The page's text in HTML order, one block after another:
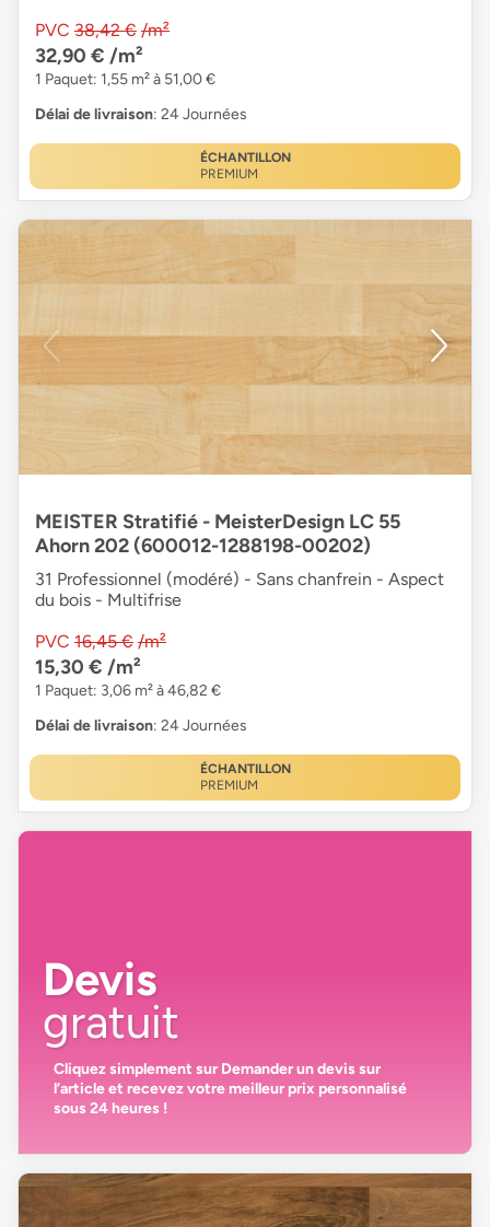
PVC 38,42 € /m²
32,90 € /m²
1 Paquet: 1,55 m² à 51,00 €
Délai de livraison: 24 Journées
ÉCHANTILLON
PREMIUM
MEISTER Stratifié - MeisterDesign LC 55
Ahorn 202 (600012-1288198-00202)
31 Professionnel (modéré) - Sans chanfrein - Aspect
du bois - Multifrise
PVC 16,45 € /m²
15,30 € /m²
1 Paquet: 3,06 m² à 46,82 €
Délai de livraison: 24 Journées
ÉCHANTILLON
PREMIUM
Devis
gratuit
Cliquez simplement sur Demander un devissur
l’article et recevez votremeilleur prix personnalisé
sous 24 heures !